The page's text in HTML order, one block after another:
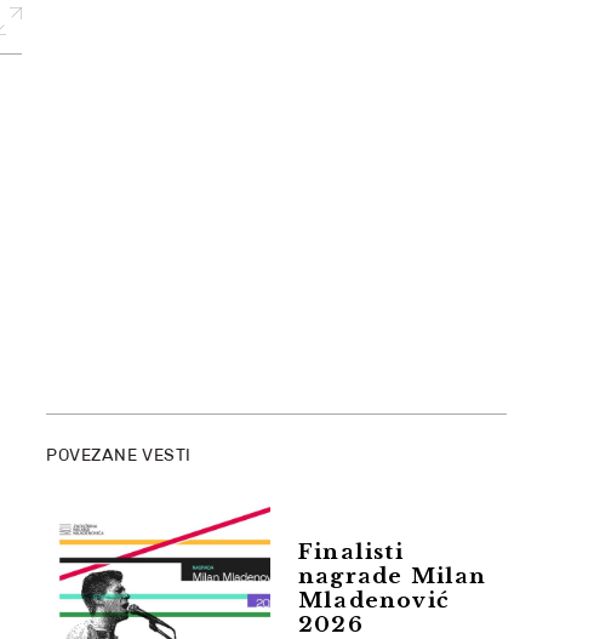
POVEZANE VESTI
Finalisti
nagrade Milan
Mladenović
2026